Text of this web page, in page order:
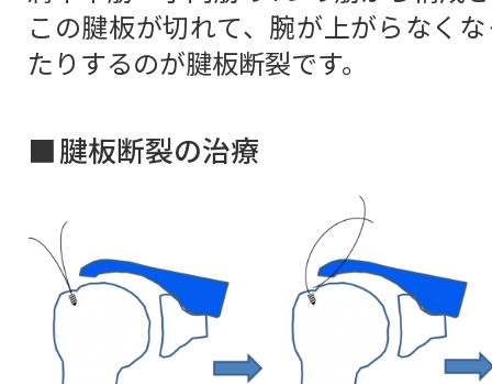
この腱板が切れて、腕が上がらなく
たりするのが腱板断裂です。
腱板断裂の治療